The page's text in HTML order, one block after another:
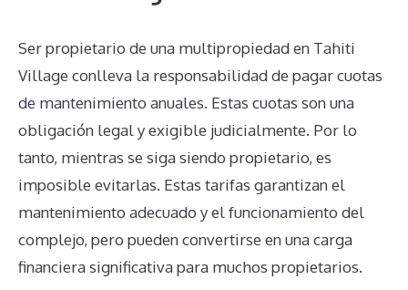
Ser propietario de una multipropiedad en Tahiti
Village conlleva la responsabilidad de pagar cuotas
de mantenimiento anuales. Estas cuotas son una
obligación legal y exigible judicialmente. Por lo
tanto, mientras se siga siendo propietario, es
imposible evitarlas. Estas tarifas garantizan el
mantenimiento adecuado y el funcionamiento del
complejo, pero pueden convertirse en una carga
financiera significativa para muchos propietarios.